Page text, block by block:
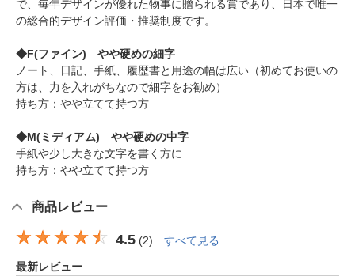
で、毎年デザインが優れた物事に贈られる賞であり、日本で唯一
の総合的デザイン評価・推奨制度です。
◆F(ファイン) やや硬めの細字
ノート、日記、手紙、履歴書と用途の幅は広い（初めてお使いの
方は、力を入れがちなので細字をお勧め）
持ち方：やや立てて持つ方
◆M(ミディアム) やや硬めの中字
手紙や少し大きな文字を書く方に
持ち方：やや立てて持つ方
商品レビュー
4.5 (2) すべて見る
最新レビュー